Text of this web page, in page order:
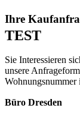
Ihre
TEST
Sie Interessieren
unsere
Wohnungsnummer
Büro Dresden